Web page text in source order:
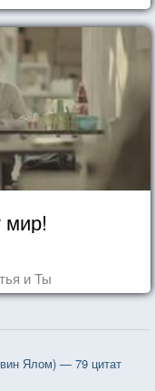
мир!
и Ты
Ялом) — 79 цитат